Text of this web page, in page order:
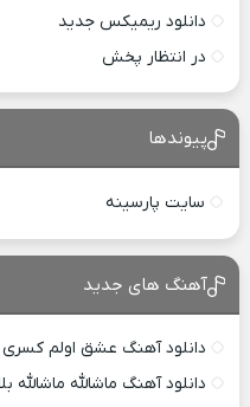
دانلود ریمیکس جدید
در انتظار پخش
پیوندها
سایت پارسینه
آهنگ های جدید
دانلود آهنگ عشق اولم
دانلود آهنگ ماشالله ماشالله